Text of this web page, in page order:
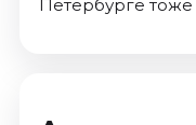
Петербурге